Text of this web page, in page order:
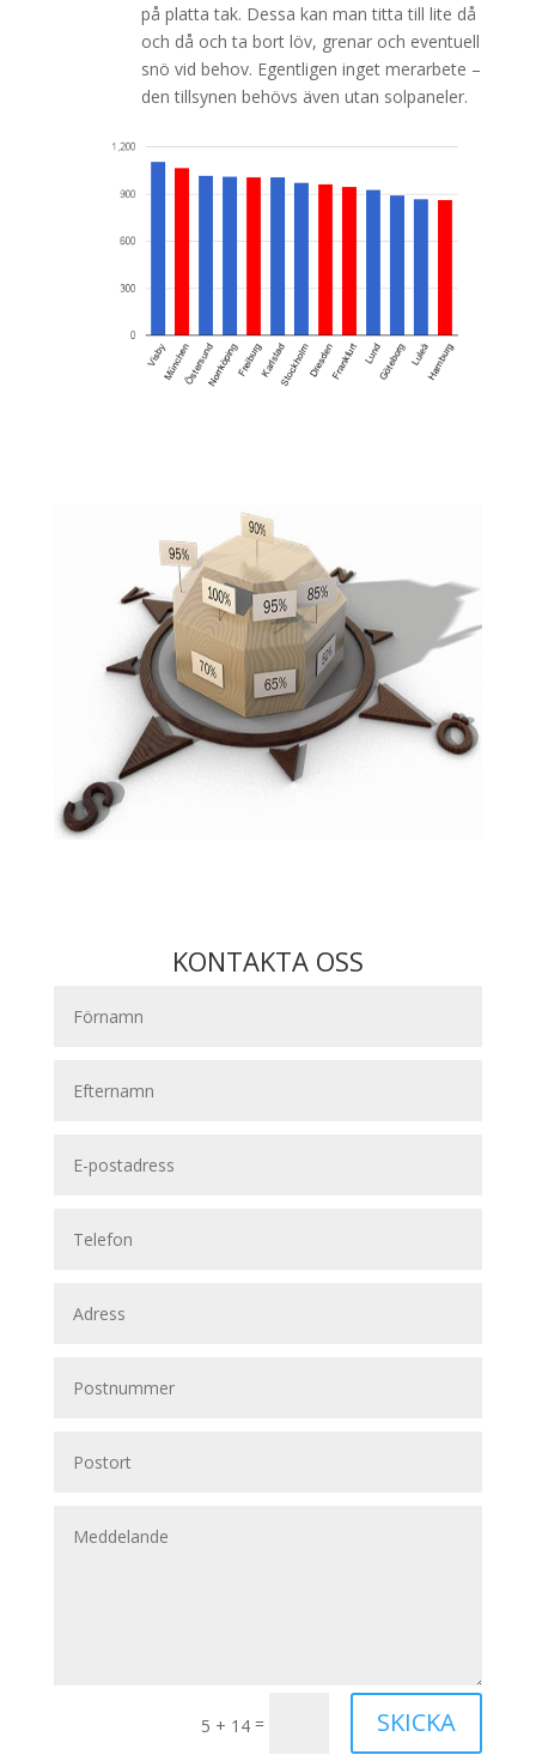
på platta tak. Dessa kan man titta till lite då
och då och ta bort löv, grenar och eventuell
snö vid behov. Egentligen inget merarbete –
den tillsynen behövs även utan solpaneler.
KONTAKTA OSS
5 + 14 = SKICKA